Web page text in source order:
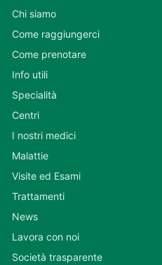
Chi siamo
Come raggiungerci
Come prenotare
Info utili
Specialità
Centri
I nostri medici
Malattie
Visite ed Esami
Trattamenti
News
Lavora con noi
Società trasparente